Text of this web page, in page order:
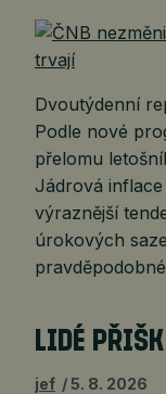
Dvoutýdenní
Podle nové
přelomu
Jádrová
výraznější
úrokových
LIDÉ
jef 5. 8. 2026